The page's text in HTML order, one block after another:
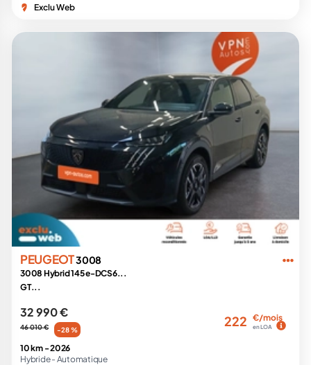
Exclu Web
PEUGEOT3008
3008 Hybrid 145 e-DCS6...
GT...
32 990 €
46 010 € -28 %
222 €/mois
en LOA
10 km -2026
Hybride - Automatique